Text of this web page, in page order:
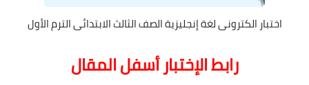
اختبار الكترونى لغة إنجليزية الصف الثالث الابتدائى الترم الأول
رابط الإختبار أسفل المقال